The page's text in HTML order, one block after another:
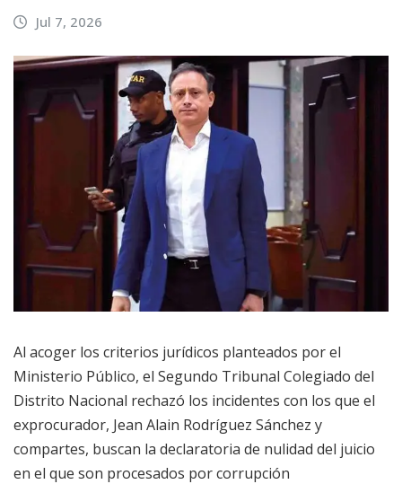
Jul 7, 2026
Al acoger los criterios jurídicos planteados por el
Ministerio Público, el Segundo Tribunal Colegiado del
Distrito Nacional rechazó los incidentes con los que el
exprocurador, Jean Alain Rodríguez Sánchez y
compartes, buscan la declaratoria de nulidad del juicio
en el que son procesados por corrupción